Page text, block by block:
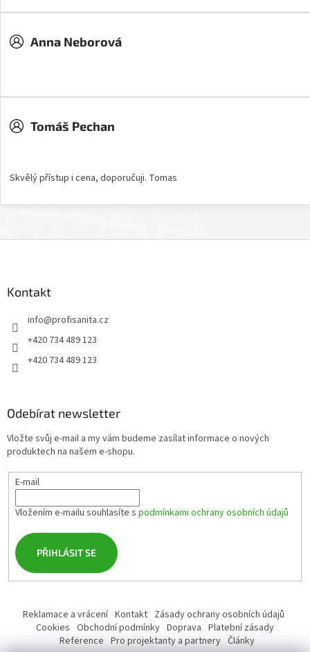
Anna Neborová
Tomáš Pechan
Skvělý přístup i cena, doporučuji. Tomas
Kontakt
info@profisanita.cz
+420 734 489 123
+420 734 489 123
Odebírat newsletter
Vložte svůj e-mail a my vám budeme zasílat informace o nových
produktech na našem e-shopu.
E-mail
Vložením e-mailu souhlasíte s podmínkami ochrany osobních údajů
PŘIHLÁSIT SE
Reklamace a vrácení Kontakt Zásady ochrany osobních údajů
Cookies Obchodní podmínky Doprava Platební zásady
Reference Pro projektanty a partnery Články